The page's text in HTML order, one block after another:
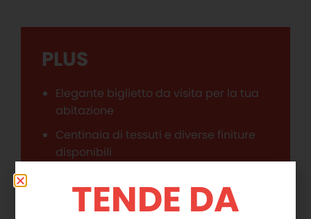
PLUS
Elegante biglietto da visita per la tua
abitazione
Centinaia di tessuti e diverse finiture
disponibili
atmosferici
TENDE DA